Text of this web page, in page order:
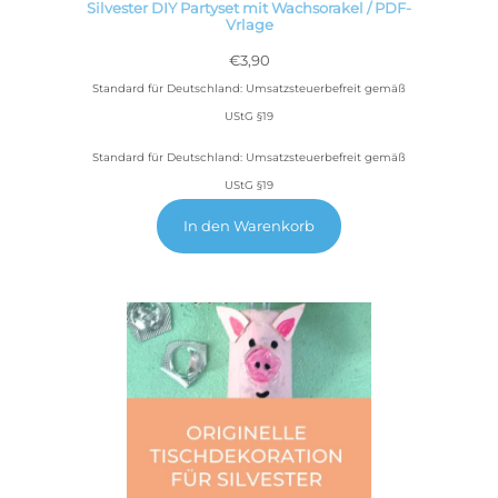
Silvester DIY Partyset mit Wachsorakel / PDF-
Vrlage
€3,90
Standard für Deutschland: Umsatzsteuerbefreit gemäß
UStG §19
Standard für Deutschland: Umsatzsteuerbefreit gemäß
UStG §19
In den Warenkorb